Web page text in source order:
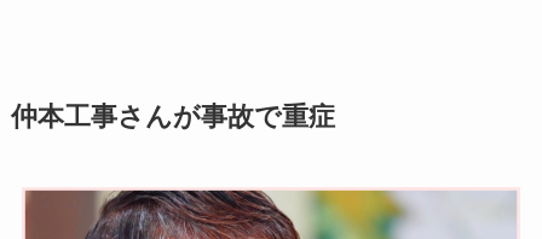
仲本工事さんが事故で重症